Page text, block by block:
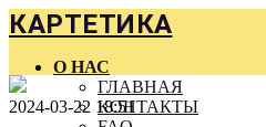
КАРТЕТИКА
О НАС
ГЛАВНАЯ
КОНТАКТЫ
2024-03-22 18:51